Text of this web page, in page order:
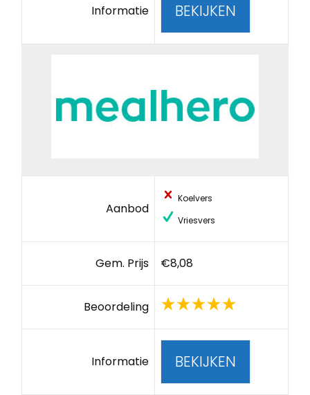
Informatie BEKIJKEN
Aanbod
Koelvers
Vriesvers
Gem. Prijs €8,08
Beoordeling
Informatie BEKIJKEN